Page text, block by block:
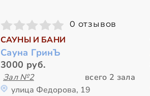
0 отзывов
САУНЫ И БАНИ
Сауна ГринЪ
3000 руб.
Зал №2
всего 2 зала
улица Федорова, 19